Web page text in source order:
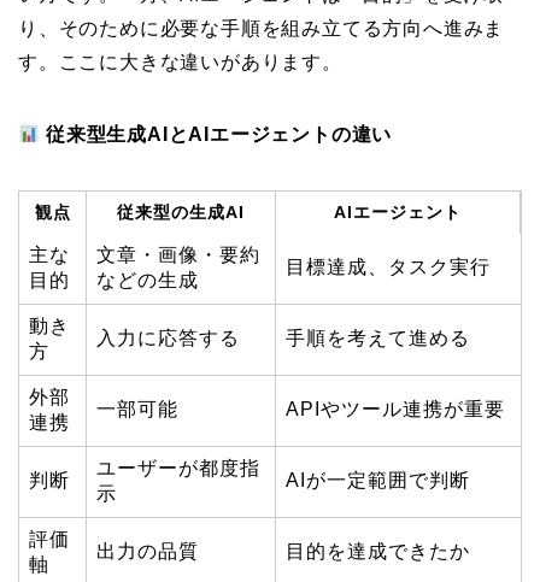
り、そのために必要な手順を組み立てる方向へ進みま
す。ここに大きな違いがあります。
従来型生成AIとAIエージェントの違い
観点 従来型の生成AI AIエージェント
主な
目的
文章・画像・要約
などの生成
目標達成、タスク実行
動き
方
入力に応答する 手順を考えて進める
外部
連携
一部可能 APIやツール連携が重要
判断
ユーザーが都度指
示
AIが一定範囲で判断
評価
軸
出力の品質 目的を達成できたか